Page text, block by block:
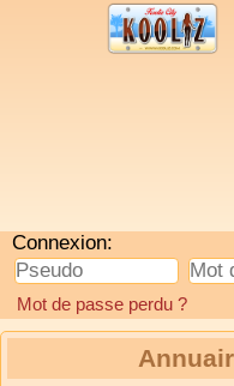
Connexion:
Mot de passe perdu ?